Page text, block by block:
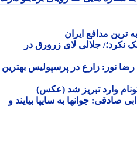
مدافع ایران
جلالی لای زرورق در
نور: زارع در پرسپولیس بهترین
وارد تبریز شد (عکس)
جوانها به سایپا بیایند و